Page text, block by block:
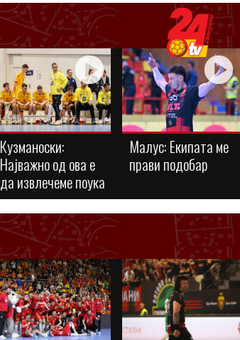
Кузманоски:
Најважно од ова е
да извлечеме поука
Малус: Eкипата ме
прави подобар